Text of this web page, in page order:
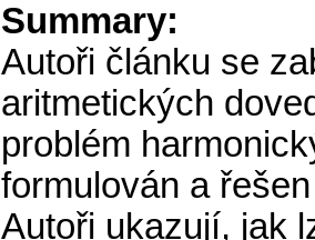
Summary:
Autoři článku se
aritmetických
problém
formulován a
Autoři ukazují, jak